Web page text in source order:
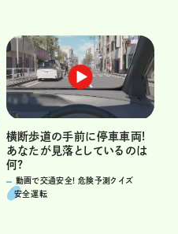
横断歩道の手前に停車車両!
あなたが見落としているのは
何?
動画で交通安全! 危険予測クイズ
安全運転